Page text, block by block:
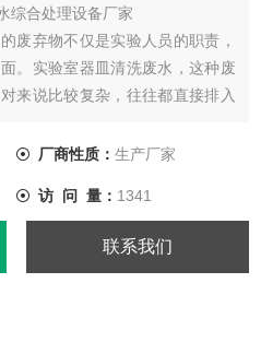
综合处理设备厂家
废弃物不仅是实验人员的职责，
。实验室器皿清洗废水，这种废
来说比较复杂，往往都直接排入
厂商性质： 生产厂家
访 问 量： 1341
联系我们